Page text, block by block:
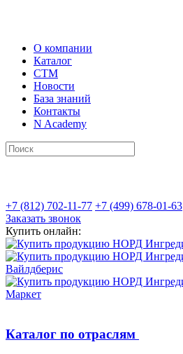
О компании
Каталог
СТМ
Новости
База знаний
Контакты
N Academy
+7 (812) 702-11-77 +7 (499) 678-01-63
Заказать звонок
Купить онлайн:
Каталог по отраслям